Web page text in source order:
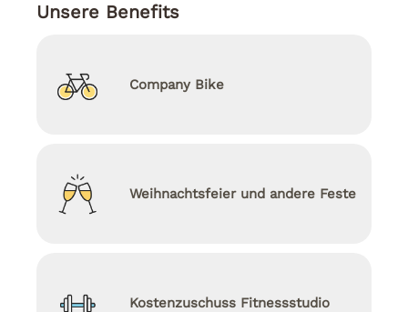
Unsere Benefits
Company Bike
Weihnachtsfeier und andere Feste
Kostenzuschuss Fitnessstudio